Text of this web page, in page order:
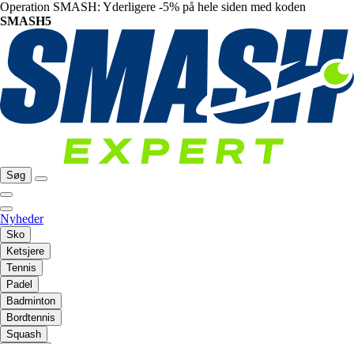
Operation SMASH: Yderligere -5% på hele siden med koden
SMASH5
Søg
Nyheder
Sko
Ketsjere
Tennis
Padel
Badminton
Bordtennis
Squash